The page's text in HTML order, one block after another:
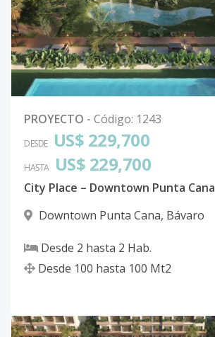
PROYECTO - Código: 1243
DESDE US$ 229,700
HASTA US$ 229,700
City Place – Downtown Punta Cana
Downtown Punta Cana, Bávaro
Desde 2 hasta 2 Hab.
Desde 100 hasta 100 Mt2